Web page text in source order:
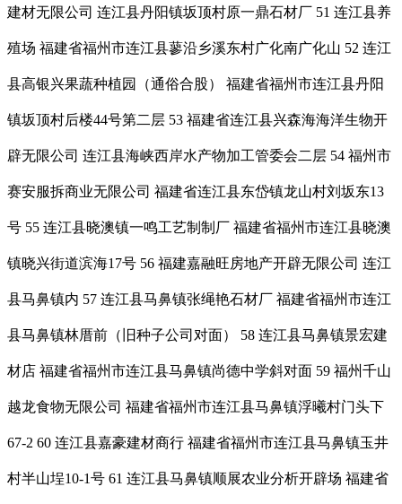
建材无限公司 连江县丹阳镇坂顶村原一鼎石材厂 51 连江县养
殖场 福建省福州市连江县蓼沿乡溪东村广化南广化山 52 连江
县高银兴果蔬种植园（通俗合股） 福建省福州市连江县丹阳
镇坂顶村后楼44号第二层 53 福建省连江县兴森海海洋生物开
辟无限公司 连江县海峡西岸水产物加工管委会二层 54 福州市
赛安服拆商业无限公司 福建省连江县东岱镇龙山村刘坂东13
号 55 连江县晓澳镇一鸣工艺制制厂 福建省福州市连江县晓澳
镇晓兴街道滨海17号 56 福建嘉融旺房地产开辟无限公司 连江
县马鼻镇内 57 连江县马鼻镇张绳艳石材厂 福建省福州市连江
县马鼻镇林厝前（旧种子公司对面） 58 连江县马鼻镇景宏建
材店 福建省福州市连江县马鼻镇尚德中学斜对面 59 福州千山
越龙食物无限公司 福建省福州市连江县马鼻镇浮曦村门头下
67-2 60 连江县嘉豪建材商行 福建省福州市连江县马鼻镇玉井
村半山埕10-1号 61 连江县马鼻镇顺展农业分析开辟场 福建省